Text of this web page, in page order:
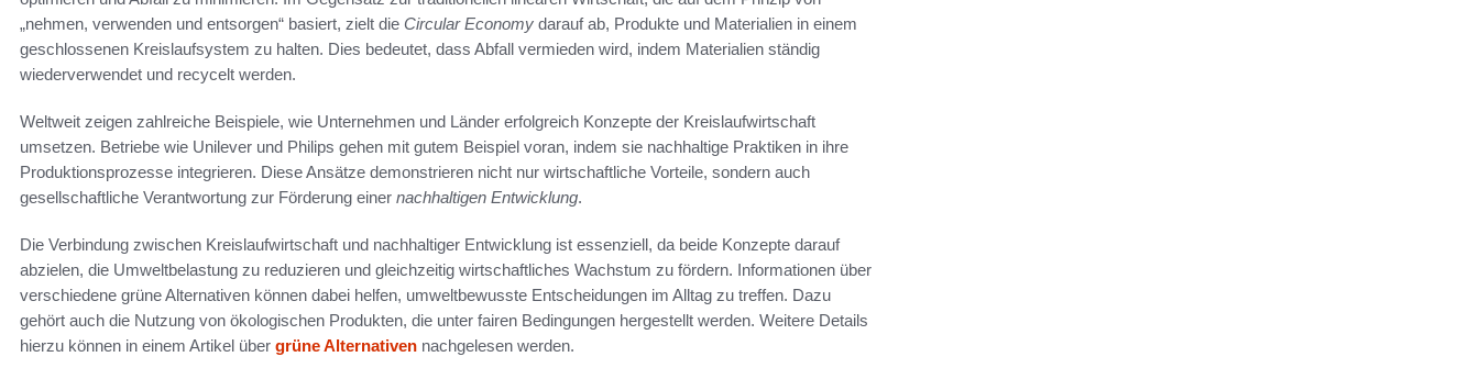
„nehmen, verwenden und entsorgen“ basiert, zielt die Circular Economy darauf ab, Produkte und Materialien in einem
geschlossenen Kreislaufsystem zu halten. Dies bedeutet, dass Abfall vermieden wird, indem Materialien ständig
wiederverwendet und recycelt werden.
Weltweit zeigen zahlreiche Beispiele, wie Unternehmen und Länder erfolgreich Konzepte der Kreislaufwirtschaft
umsetzen. Betriebe wie Unilever und Philips gehen mit gutem Beispiel voran, indem sie nachhaltige Praktiken in ihre
Produktionsprozesse integrieren. Diese Ansätze demonstrieren nicht nur wirtschaftliche Vorteile, sondern auch
gesellschaftliche Verantwortung zur Förderung einer nachhaltigen Entwicklung.
Die Verbindung zwischen Kreislaufwirtschaft und nachhaltiger Entwicklung ist essenziell, da beide Konzepte darauf
abzielen, die Umweltbelastung zu reduzieren und gleichzeitig wirtschaftliches Wachstum zu fördern. Informationen über
verschiedene grüne Alternativen können dabei helfen, umweltbewusste Entscheidungen im Alltag zu treffen. Dazu
gehört auch die Nutzung von ökologischen Produkten, die unter fairen Bedingungen hergestellt werden. Weitere Details
hierzu können in einem Artikel über grüne Alternativen nachgelesen werden.